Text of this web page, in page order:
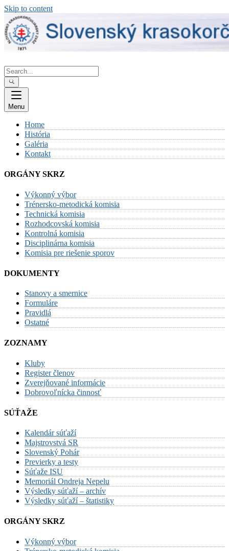
Skip to content
Menu
Home
História
Galéria
Kontakt
ORGÁNY SKRZ
Výkonný výbor
Trénersko-metodická komisia
Technická komisia
Rozhodcovská komisia
Kontrolná komisia
Disciplinárna komisia
Komisia pre riešenie sporov
DOKUMENTY
Stanovy a smernice
Formuláre
Pravidlá
Ostatné
ZOZNAMY
Kluby
Register členov
Zverejňované informácie
Dobrovoľnícka činnosť
SÚŤAŽE
Kalendár súťaží
Majstrovstvá SR
Slovenský Pohár
Previerky a testy
Súťaže ISU
Memoriál Ondreja Nepelu
Výsledky súťaží – archív
Výsledky súťaží – štatistiky
ORGÁNY SKRZ
Výkonný výbor